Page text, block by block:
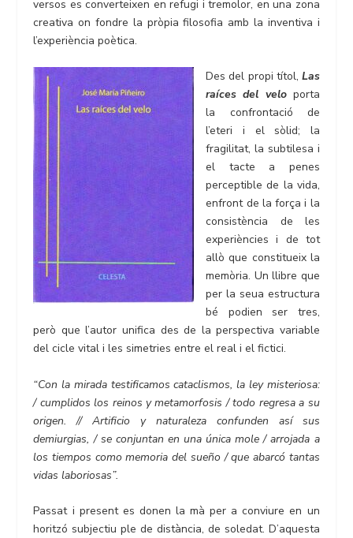
versos es converteixen en refugi i tremolor, en una zona
creativa on fondre la pròpia filosofia amb la inventiva i
l’experiència poètica.
Des del propi títol, Las
raíces del velo porta
la confrontació de
l’eteri i el sòlid; la
fragilitat, la subtilesa i
el tacte a penes
perceptible de la vida,
enfront de la força i la
consistència de les
experiències i de tot
allò que constitueix la
memòria. Un llibre que
per la seua estructura
bé podien ser tres,
però que l’autor unifica des de la perspectiva variable
del cicle vital i les simetries entre el real i el fictici.
“Con la mirada testificamos cataclismos, la ley misteriosa:
/ cumplidos los reinos y metamorfosis / todo regresa a su
origen. // Artificio y naturaleza confunden así sus
demiurgias, / se conjuntan en una única mole / arrojada a
los tiempos como memoria del sueño / que abarcó tantas
vidas laboriosas”.
Passat i present es donen la mà per a conviure en un
horitzó subjectiu ple de distància, de soledat. D’aquesta